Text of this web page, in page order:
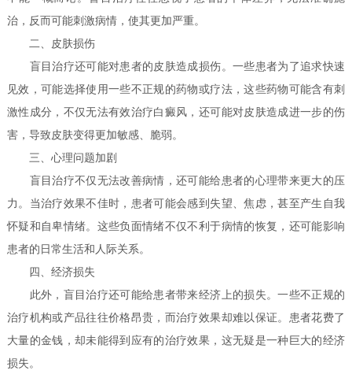
治，反而可能刺激病情，使其更加严重。
二、皮肤损伤
盲目治疗还可能对患者的皮肤造成损伤。一些患者为了追求快速
见效，可能选择使用一些不正规的药物或疗法，这些药物可能含有刺
激性成分，不仅无法有效治疗白癜风，还可能对皮肤造成进一步的伤
害，导致皮肤变得更加敏感、脆弱。
三、心理问题加剧
盲目治疗不仅无法改善病情，还可能给患者的心理带来更大的压
力。当治疗效果不佳时，患者可能会感到失望、焦虑，甚至产生自我
怀疑和自卑情绪。这些负面情绪不仅不利于病情的恢复，还可能影响
患者的日常生活和人际关系。
四、经济损失
此外，盲目治疗还可能给患者带来经济上的损失。一些不正规的
治疗机构或产品往往价格昂贵，而治疗效果却难以保证。患者花费了
大量的金钱，却未能得到应有的治疗效果，这无疑是一种巨大的经济
损失。